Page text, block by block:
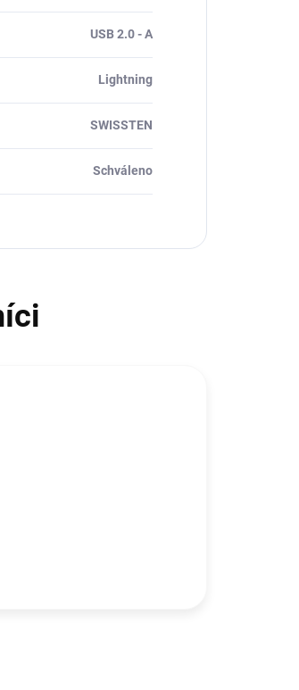
USB 2.0 - A
Lightning
SWISSTEN
Schváleno